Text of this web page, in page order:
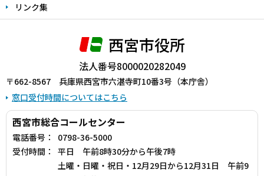
リンク集
西宮市役所
法人番号8000020282049
〒662-8567 兵庫県西宮市六湛寺町10番3号（本庁舎）
窓口受付時間についてはこちら
西宮市総合コールセンター
電話番号：
0798-36-5000
受付時間：
平日 午前8時30分から午後7時
土曜・日曜・祝日・12月29日から12月31日 午前9